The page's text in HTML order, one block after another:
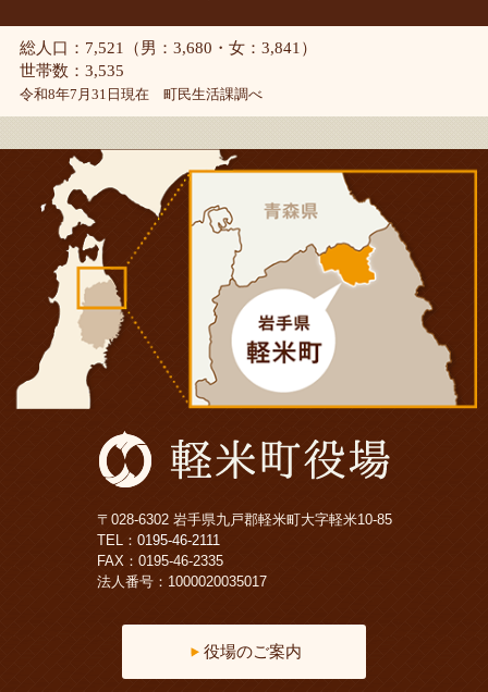
総人口：7,521（男：3,680・女：3,841）
世帯数：3,535
令和8年7月31日現在 町民生活課調べ
〒028-6302 岩手県九戸郡軽米町大字軽米10-85
TEL： 0195-46-2111
FAX：0195-46-2335
法人番号：1000020035017
役場のご案内